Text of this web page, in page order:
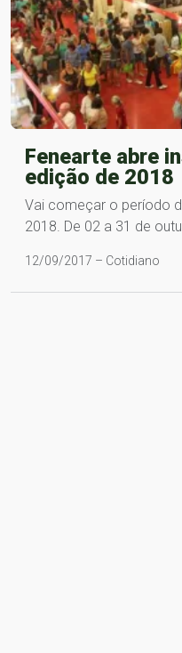
Fenearte abre
edição de 2018
Vai começar o período
2018. De 02 a 31 de
12/09/2017 – Cotidiano